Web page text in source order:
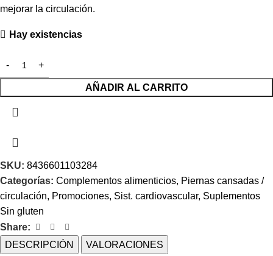
mejorar la circulación.
Hay existencias
AÑADIR AL CARRITO
SKU: 8436601103284
Categorías: Complementos alimenticios, Piernas cansadas /
circulación, Promociones, Sist. cardiovascular, Suplementos
Sin gluten
Share:
DESCRIPCIÓN
VALORACIONES